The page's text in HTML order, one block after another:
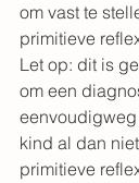
om vast te
primitieve
Let op: dit is
om een
kind al dan
primitieve